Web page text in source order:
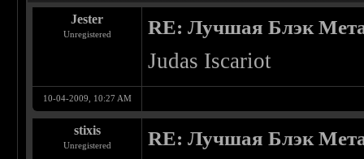
Jester
Unregistered RE: Лучшая Блэк
Judas Iscariot
10-04-2009, 10:27 AM
stixis
Unregistered RE: Лучшая Блэк